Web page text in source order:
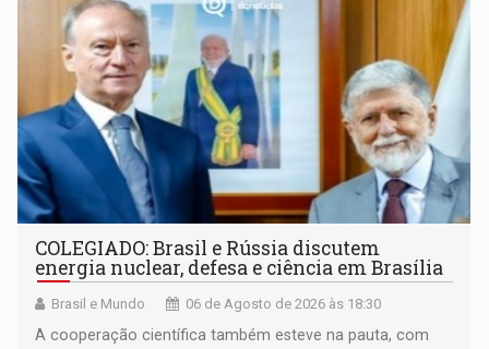
COLEGIADO: Brasil e Rússia discutem
energia nuclear, defesa e ciência em Brasília
Brasil e Mundo 06 de Agosto de 2026 às 18:30
A cooperação científica também esteve na pauta, com